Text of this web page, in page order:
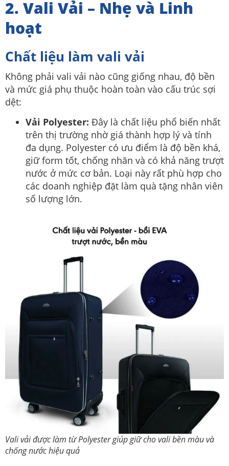
2. Vali Vải – Nhẹ và Linh
hoạt
Chất liệu làm vali vải
Không phải vali vải nào cũng giống nhau, độ bền
và mức giá phụ thuộc hoàn toàn vào cấu trúc sợi
dệt:
Vải Polyester: Đây là chất liệu phổ biến nhất
trên thị trường nhờ giá thành hợp lý và tính
đa dụng. Polyester có ưu điểm là độ bền khá,
giữ form tốt, chống nhăn và có khả năng trượt
nước ở mức cơ bản. Loại này rất phù hợp cho
các doanh nghiệp đặt làm quà tặng nhân viên
số lượng lớn.
Vali vải được làm từ Polyester giúp giữ cho vali bền màu và
chống nước hiệu quả